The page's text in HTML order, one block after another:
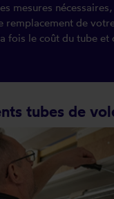
mesures
remplacement de
fois le coût du tube et
tubes de